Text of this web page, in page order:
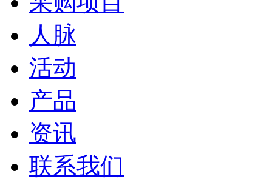
人脉
活动
产品
资讯
联系我们